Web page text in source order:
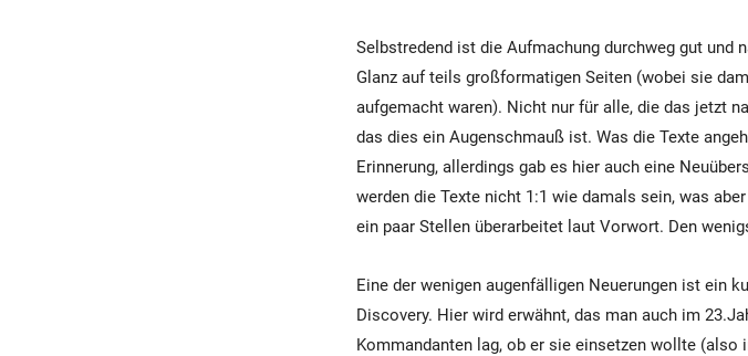
Selbstredend ist die Aufmachung durchweg gut und
Glanz auf teils großformatigen Seiten (wobei sie
aufgemacht waren). Nicht nur für alle, die das jetzt
das dies ein Augenschmauß ist. Was die Texte
Erinnerung, allerdings gab es hier auch eine
werden die Texte nicht 1:1 wie damals sein, was
ein paar Stellen überarbeitet laut Vorwort. Den
Eine der wenigen augenfälligen Neuerungen ist ein
Discovery. Hier wird erwähnt, das man auch im
Kommandanten lag, ob er sie einsetzen wollte (also